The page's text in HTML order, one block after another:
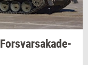
For­svar­sa­ka­de­